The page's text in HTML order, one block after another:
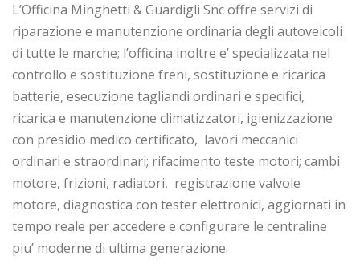
L’Officina Minghetti & Guardigli Snc offre servizi di
riparazione e manutenzione ordinaria degli autoveicoli
di tutte le marche; l’officina inoltre e’ specializzata nel
controllo e sostituzione freni, sostituzione e ricarica
batterie, esecuzione tagliandi ordinari e specifici,
ricarica e manutenzione climatizzatori, igienizzazione
con presidio medico certificato, lavori meccanici
ordinari e straordinari; rifacimento teste motori; cambi
motore, frizioni, radiatori, registrazione valvole
motore, diagnostica con tester elettronici, aggiornati in
tempo reale per accedere e configurare le centraline
piu’ moderne di ultima generazione.